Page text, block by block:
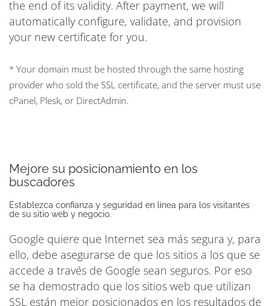
the end of its validity. After payment, we will
automatically configure, validate, and provision
your new certificate for you.
* Your domain must be hosted through the same hosting
provider who sold the SSL certificate, and the server must use
cPanel, Plesk, or DirectAdmin.
Mejore su posicionamiento en los
buscadores
Establezca confianza y seguridad en línea para los visitantes
de su sitio web y negocio.
Google quiere que Internet sea más segura y, para
ello, debe asegurarse de que los sitios a los que se
accede a través de Google sean seguros. Por eso
se ha demostrado que los sitios web que utilizan
SSL están mejor posicionados en los resultados de